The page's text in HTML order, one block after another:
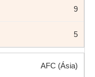
9
5
AFC (Ásia)